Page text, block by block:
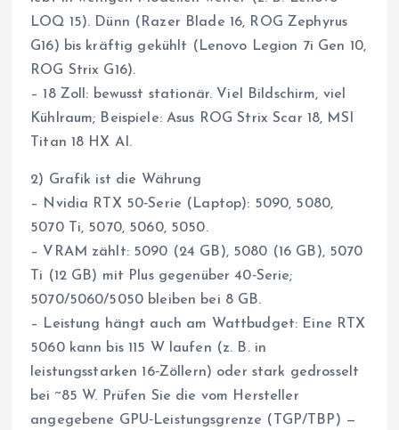
LOQ 15). Dünn (Razer Blade 16, ROG Zephyrus
G16) bis kräftig gekühlt (Lenovo Legion 7i Gen 10,
ROG Strix G16).
– 18 Zoll: bewusst stationär. Viel Bildschirm, viel
Kühlraum; Beispiele: Asus ROG Strix Scar 18, MSI
Titan 18 HX AI.
2) Grafik ist die Währung
– Nvidia RTX 50‑Serie (Laptop): 5090, 5080,
5070 Ti, 5070, 5060, 5050.
– VRAM zählt: 5090 (24 GB), 5080 (16 GB), 5070
Ti (12 GB) mit Plus gegenüber 40‑Serie;
5070/5060/5050 bleiben bei 8 GB.
– Leistung hängt auch am Wattbudget: Eine RTX
5060 kann bis 115 W laufen (z. B. in
leistungsstarken 16‑Zöllern) oder stark gedrosselt
bei ~85 W. Prüfen Sie die vom Hersteller
angegebene GPU‑Leistungsgrenze (TGP/TBP) —